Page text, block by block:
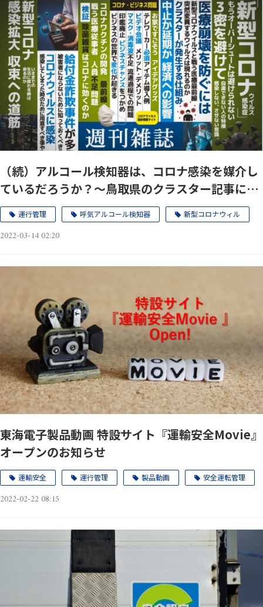
（続）アルコール検知器は、コロナ感染を媒介し
ているだろうか？～鳥取県のクラスター記事につ
いて考える～
運行管理 呼気アルコール検知器 新型コロナウィル
2022-03-14 02:20
東海電子製品動画 特設サイト『運輸安全Movie』
オープンのお知らせ
運輸安全 運行管理 製品動画 安全運転管理
2022-02-22 08:15